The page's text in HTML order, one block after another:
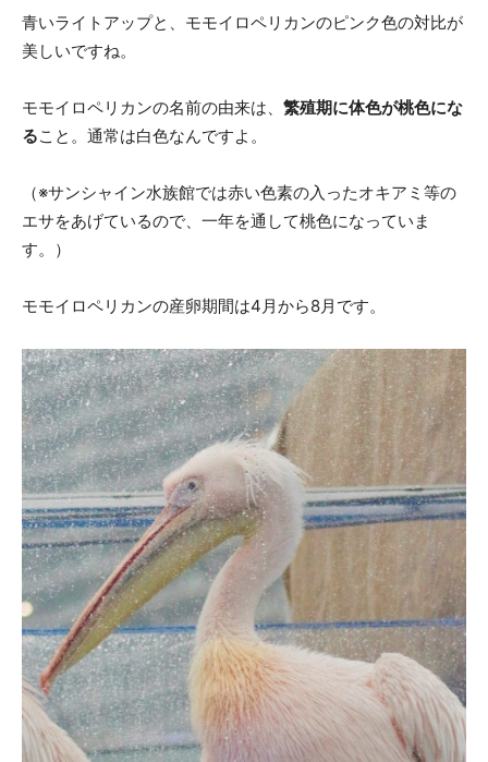
青いライトアップと、モモイロペリカンのピンク色の対比が
美しいですね。
モモイロペリカンの名前の由来は、 繁殖期に体色が桃色にな
ること。通常は白色なんですよ。
（※サンシャイン水族館では赤い色素の入ったオキアミ等の
エサをあげているので、一年を通して桃色になっていま
す。）
モモイロペリカンの産卵期間は4月から8月です。